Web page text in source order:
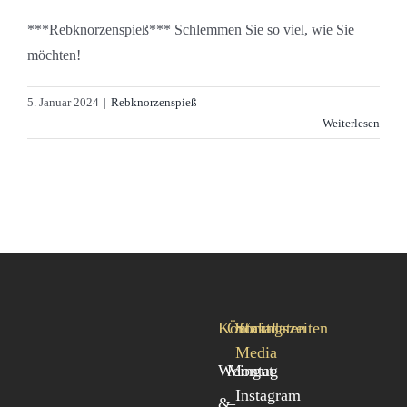
***Rebknorzenspieß*** Schlemmen Sie so viel, wie Sie
möchten!
5. Januar 2024 | Rebknorzenspieß
Weiterlesen
Kontaktdaten
Weingut
&
Öffnungszeiten
Montag
–
Social
Media
Instagram